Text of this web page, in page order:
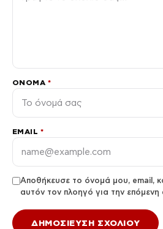
ΌΝΟΜΑ *
EMAIL *
Αποθήκευσε το όνομά μου, email,
αυτόν τον πλοηγό για την